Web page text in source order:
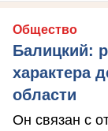
Общество
Балицкий:
характера
области
Он связан с